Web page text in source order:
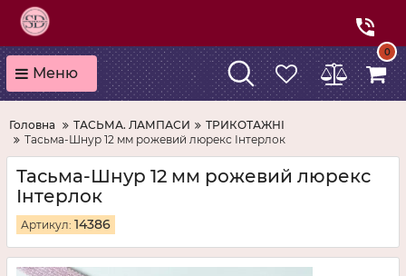
Меню
0
Головна ТАСЬМА. ЛАМПАСИ
ТРИКОТАЖНІ
Тасьма-Шнур 12 мм рожевий люрекс Інтерлок
Тасьма-Шнур 12 мм рожевий люрекс
Інтерлок
Артикул: 14386